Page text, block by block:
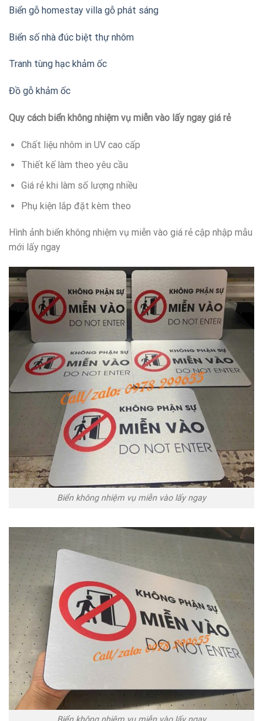
Biển gỗ homestay villa gỗ phát sáng
Biển số nhà đúc biệt thự nhôm
Tranh tùng hạc khảm ốc
Đồ gỗ khảm ốc
Quy cách biển không nhiệm vụ miễn vào lấy ngay giá rẻ
Chất liệu nhôm in UV cao cấp
Thiết kế làm theo yêu cầu
Giá rẻ khi làm số lượng nhiều
Phụ kiện lắp đặt kèm theo
Hình ảnh biển không nhiệm vụ miễn vào giá rẻ cập nhập mẫu
mới lấy ngay
Biển không nhiệm vụ miễn vào lấy ngay